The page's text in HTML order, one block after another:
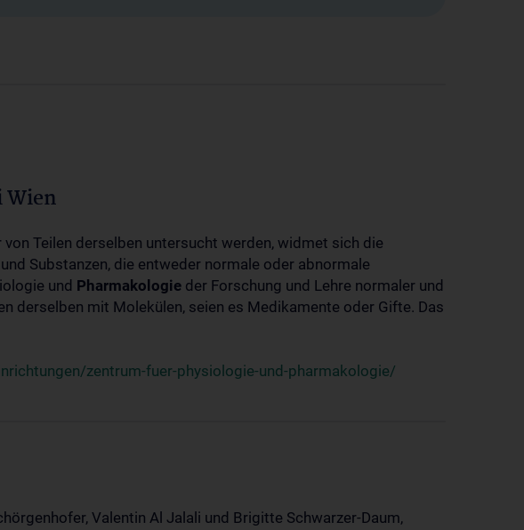
Wien
Teilen derselben untersucht werden, widmet sich die
Substanzen, die entweder normale oder abnormale
und Pharmakologie der Forschung und Lehre normaler und
derselben mit Molekülen, seien es Medikamente oder Gifte. Das
zentrum-fuer-physiologie-und-pharmakologie/
Valentin Al Jalali und Brigitte Schwarzer-Daum,